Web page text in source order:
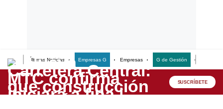
Últimas Noticias Empresas G Empresas G de Gestión
Lo último
Peru Quiosco SUSCRÍBETE